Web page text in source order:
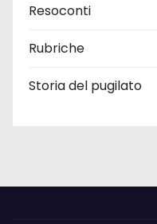
Resoconti
Rubriche
Storia del pugilato